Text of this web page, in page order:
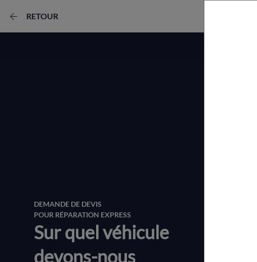
RETOUR
DEMANDE DE DEVIS
POUR RÉPARATION EXPRESS
Sur quel véhicule
devons-nous